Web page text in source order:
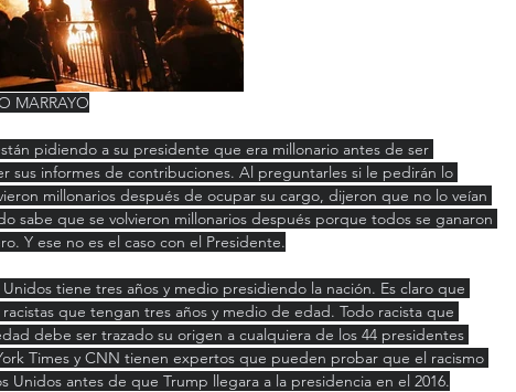
MARRAYO
pidiendo a su presidente que era millonario antes de ser
sus informes de contribuciones. Al preguntarles si le pedirán lo
millonarios después de ocupar su cargo, dijeron que no lo veían
sabe que se volvieron millonarios después porque todos se ganaron
Y ese no es el caso con el Presidente.
tiene tres años y medio presidiendo la nación. Es claro que
que tengan tres años y medio de edad. Todo racista que
debe ser trazado su origen a cualquiera de los 44 presidentes
Times y CNN tienen expertos que pueden probar que el racismo
Unidos antes de que Trump llegara a la presidencia en el 2016.